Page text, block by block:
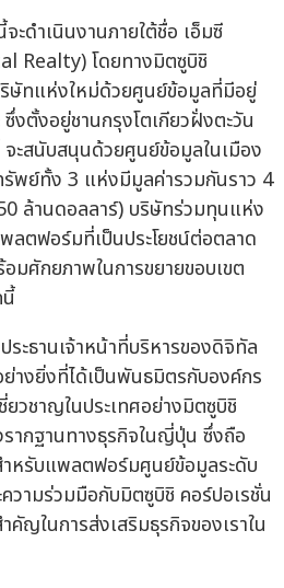
เนินงานภายใต้ชื่อ เอ็มซี
Realty) โดยทางมิตซูบิชิ
ษัทแห่งใหม่ด้วยศูนย์ข้อมูลที่มีอยู่
งตั้งอยู่ชานกรุงโตเกียวฝั่งตะวัน
ะสนับสนุนด้วยศูนย์ข้อมูลในเมือง
รัพย์ทั้ง 3 แห่งมีมูลค่ารวมกันราว 4
ล้านดอลลาร์) บริษัทร่วมทุนแห่ง
ลตฟอร์มที่เป็นประโยชน์ต่อตลาด
มศักยภาพในการขยายขอบเขต
ธานเจ้าหน้าที่บริหารของดิจิทัล
ย่างยิ่งที่ได้เป็นพันธมิตรกับองค์กร
ยวชาญในประเทศอย่างมิตซูบิชิ
รากฐานทางธุรกิจในญี่ปุ่น ซึ่งถือ
หรับแพลตฟอร์มศูนย์ข้อมูลระดับ
วามร่วมมือกับมิตซูบิชิ คอร์ปอเรชั่น
คัญในการส่งเสริมธุรกิจของเราใน